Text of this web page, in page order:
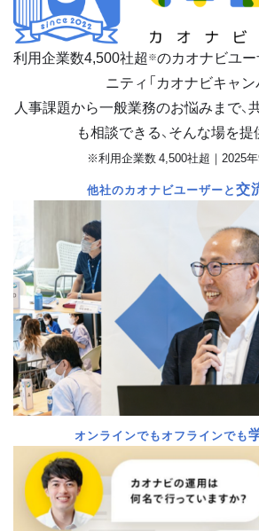
利用企業数4,500社超 ※のカオナビユ
ニティ「カオナビキャン
人事課題から一般業務のお悩みまで、
も相談できる、そんな場を提
※利用企業数 4,500社超｜2025
他社のカオナビユーザーと交
オンラインでもオフラインでも